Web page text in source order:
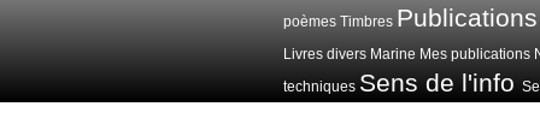
poèmes Timbres Publications
Livres divers Marine Mes publications
techniques Sens de l'info